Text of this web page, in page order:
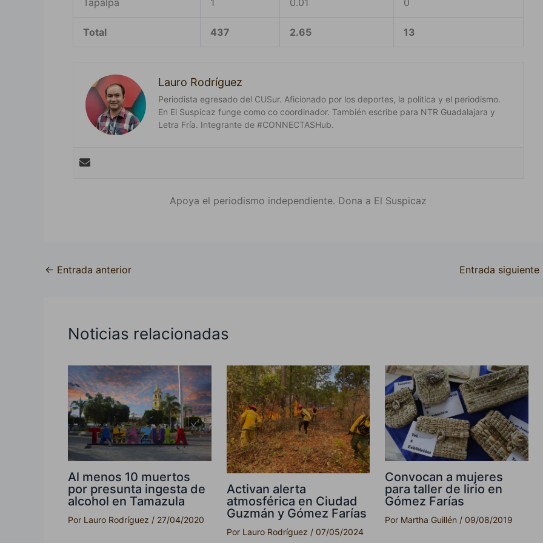
Tapalpa 1 0.01 0
Total 437 2.65 13
Lauro Rodríguez
Periodista egresado del CUSur. Aficionado por los deportes, la política y el periodismo.
En El Suspicaz funge como co coordinador. También escribe para NTR Guadalajara y
Letra Fría. Integrante de #CONNECTASHub.
Apoya el periodismo independiente. Dona a El Suspicaz
← Entrada anterior Entrada siguiente
Noticias relacionadas
Al menos 10 muertos
por presunta ingesta de
alcohol en Tamazula
Por Lauro Rodríguez / 27/04/2020
Activan alerta
atmosférica en Ciudad
Guzmán y Gómez Farías
Por Lauro Rodríguez / 07/05/2024
Convocan a mujeres
para taller de lirio en
Gómez Farías
Por Martha Guillén / 09/08/2019